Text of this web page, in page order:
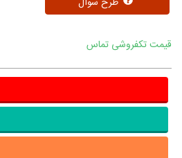
قیمت تکفروشی تماس